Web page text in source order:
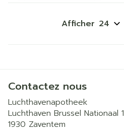
Afficher
Contactez nous
Luchthavenapotheek
Luchthaven Brussel Nationaal 1
1930 Zaventem